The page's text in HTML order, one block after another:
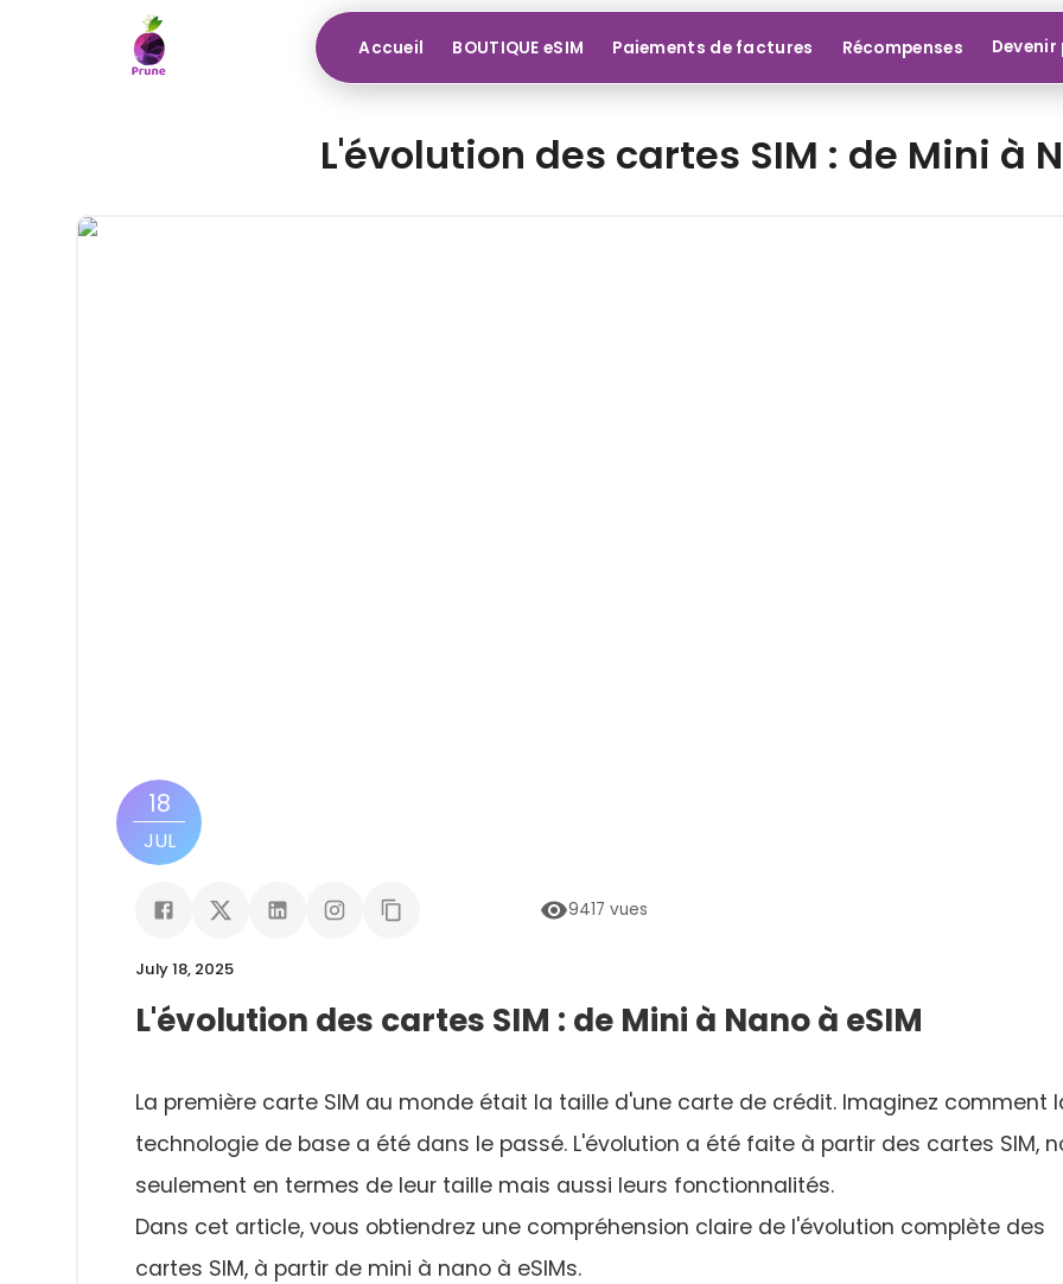
Accueil BOUTIQUE eSIM Paiements de factures Récompenses
L'évolution des cartes SIM : de Mini à
18
JUL
9417 vues
July 18, 2025
L'évolution des cartes SIM : de Mini à Nano à eSIM
La première carte SIM au monde était la taille d'une carte de crédit. Imaginez comment
technologie de base a été dans le passé. L'évolution a été faite à partir des cartes SIM,
seulement en termes de leur taille mais aussi leurs fonctionnalités.
Dans cet article, vous obtiendrez une compréhension claire de l'évolution complète des
cartes SIM, à partir de mini à nano à eSIMs.